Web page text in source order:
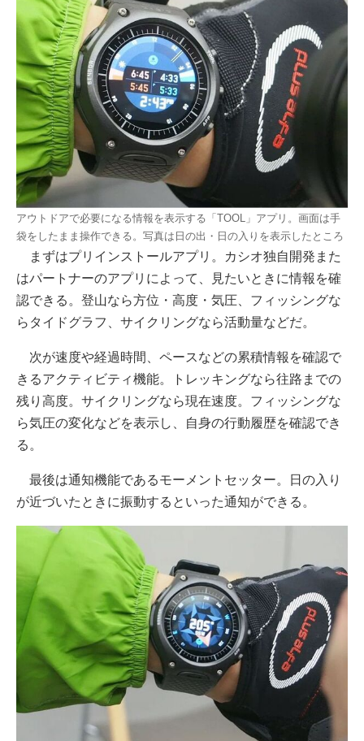
アウトドアで必要になる情報を表示する「TOOL」アプリ。画面は手
袋をしたまま操作できる。写真は日の出・日の入りを表示したところ
まずはプリインストールアプリ。カシオ独自開発また
はパートナーのアプリによって、見たいときに情報を確
認できる。登山なら方位・高度・気圧、フィッシングな
らタイドグラフ、サイクリングなら活動量などだ。
次が速度や経過時間、ペースなどの累積情報を確認で
きるアクティビティ機能。トレッキングなら往路までの
残り高度。サイクリングなら現在速度。フィッシングな
ら気圧の変化などを表示し、自身の行動履歴を確認でき
る。
最後は通知機能であるモーメントセッター。日の入り
が近づいたときに振動するといった通知ができる。